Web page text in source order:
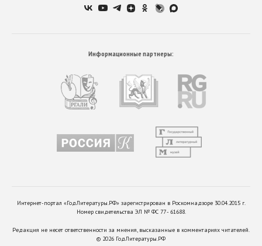
Информационные партнеры:
Интернет-портал «ГодЛитературы.РФ» зарегистрирован в Роскомнадзоре 30.04.2015 г.
Номер свидетельства ЭЛ № ФС 77 - 61688.
Редакция не несет ответственности за мнения, высказанные в комментариях читателей.
© 2026 ГодЛитературы.РФ